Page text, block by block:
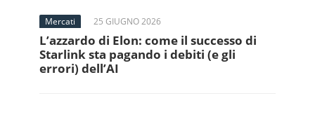
Mercati 25 GIUGNO 2026
L’azzardo di Elon: come il successo di
Starlink sta pagando i debiti (e gli
errori) dell’AI